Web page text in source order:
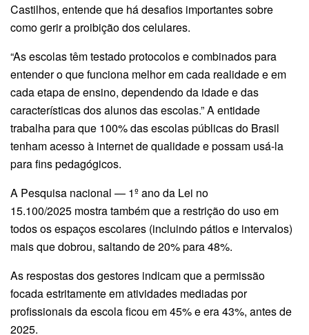
Castilhos, entende que há desafios importantes sobre
como gerir a proibição dos celulares.
“As escolas têm testado protocolos e combinados para
entender o que funciona melhor em cada realidade e em
cada etapa de ensino, dependendo da idade e das
características dos alunos das escolas.” A entidade
trabalha para que 100% das escolas públicas do Brasil
tenham acesso à internet de qualidade e possam usá-la
para fins pedagógicos.
A Pesquisa nacional — 1º ano da Lei no
15.100/2025 mostra também que a restrição do uso em
todos os espaços escolares (incluindo pátios e intervalos)
mais que dobrou, saltando de 20% para 48%.
As respostas dos gestores indicam que a permissão
focada estritamente em atividades mediadas por
profissionais da escola ficou em 45% e era 43%, antes de
2025.